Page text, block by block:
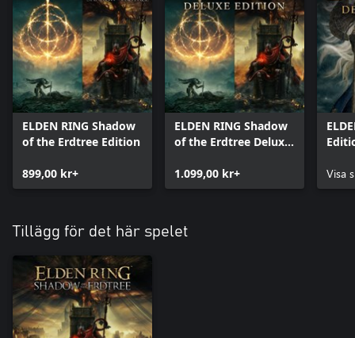
ELDEN RING Shadow
of the Erdtree Edition
899,00 kr+
ELDEN RING Shadow
of the Erdtree Deluxe
1.099,00 kr+
Visa
Tillägg för det här spelet